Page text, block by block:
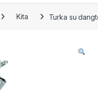
Kita Turka su